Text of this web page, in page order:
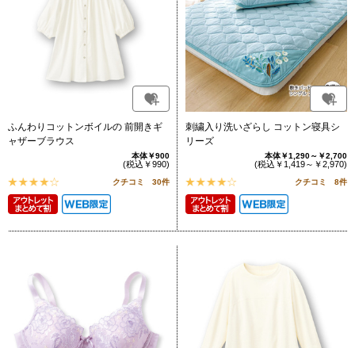
ふんわりコットンボイルの 前開きギ
ャザーブラウス
本体￥900
(税込￥990)
クチコミ 30件
刺繍入り洗いざらし コットン寝具シ
リーズ
本体￥1,290～￥2,700
(税込￥1,419～￥2,970)
クチコミ 8件